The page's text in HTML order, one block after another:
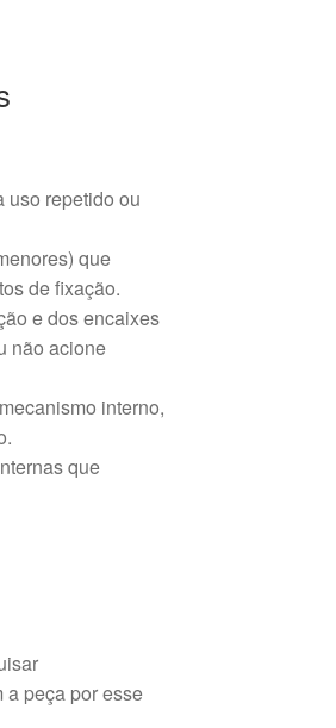
uso repetido ou
que
de fixação.
e dos encaixes
não acione
interno,
que
peça por esse